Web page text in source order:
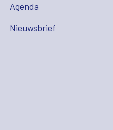
Agenda
Nieuwsbrief